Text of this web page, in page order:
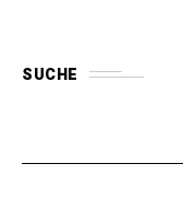
SUCHE